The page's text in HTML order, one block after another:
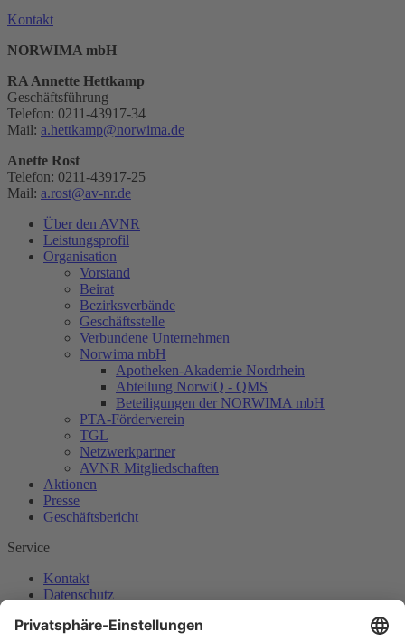
Kontakt
NORWIMA mbH
RA Annette Hettkamp
Geschäftsführung
Telefon: 0211-43917-34
Mail: a.hettkamp@norwima.de
Anette Rost
Telefon: 0211-43917-25
Mail: a.rost@av-nr.de
Über den AVNR
Leistungsprofil
Organisation
Vorstand
Beirat
Bezirksverbände
Geschäftsstelle
Verbundene Unternehmen
Norwima mbH
Apotheken-Akademie Nordrhein
Abteilung NorwiQ - QMS
Beteiligungen der NORWIMA mbH
PTA-Förderverein
TGL
Netzwerkpartner
AVNR Mitgliedschaften
Aktionen
Presse
Geschäftsbericht
Service
Kontakt
Datenschutz